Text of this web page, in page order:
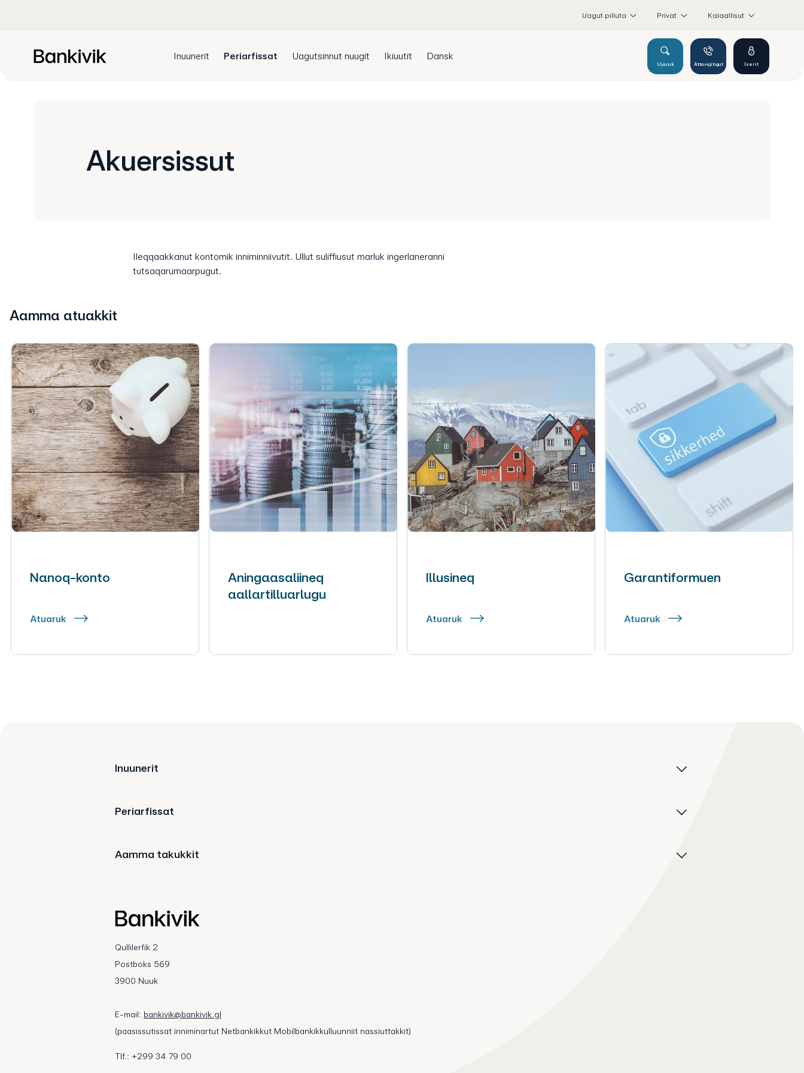
Uagut pilluta Privat Kalaallisut
Inuunerit Periarfissat Uagutsinnut nuugit Ikiuutit Dansk
Ujaruk Attavigitigut Iserit
Akuersissut
Ileqqaakkanut kontomik inniminniivutit. Ullut suliffiusut marluk ingerlaneranni
tutsaqarumaarpugut.
Aamma atuakkit
Nanoq-konto
Atuaruk
Aningaasaliineq
aallartilluarlugu
Illusineq
Atuaruk
Garantiformuen
Atuaruk
Inuunerit
Periarfissat
Aamma takukkit
Qullilerfik 2
Postboks 569
3900 Nuuk
E-mail: bankivik@bankivik.gl
(paasissutissat inniminartut Netbankikkut Mobilbankikkulluunniit nassiuttakkit)
Tlf.: +299 34 79 00